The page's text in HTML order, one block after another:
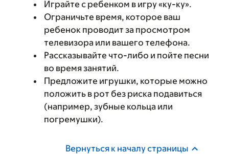
Играйте с ребенком в игру «ку-ку».
Ограничьте время, которое ваш
ребенок проводит за просмотром
телевизора или вашего телефона.
Рассказывайте что-либо и пойте песни
во время занятий.
Предложите игрушки, которые можно
положить в рот без риска подавиться
(например, зубные кольца или
погремушки).
Вернуться к началу страницы